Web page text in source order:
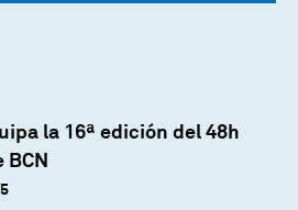
la 16ª edición del 48h
BCN